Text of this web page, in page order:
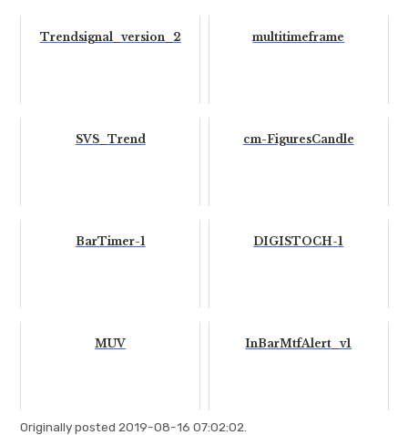
Trendsignal_version_2 multitimeframe
SVS_Trend cm-FiguresCandle
BarTimer-1 DIGISTOCH-1
MUV InBarMtfAlert_v1
Originally posted 2019-08-16 07:02:02.